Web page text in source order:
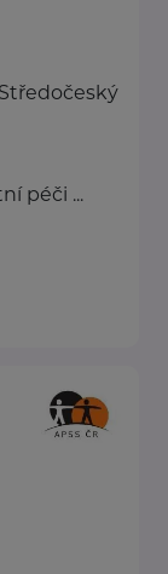
péči ...